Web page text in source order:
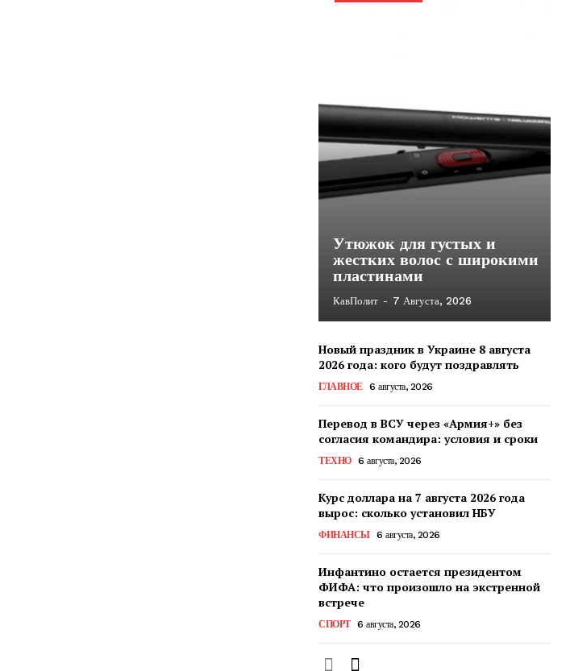
Утюжок для густых и
жестких волос с широкими
пластинами
КавПолит - 7 Августа, 2026
Новый праздник в Украине 8 августа
2026 года: кого будут поздравлять
ГЛАВНОЕ 6 августа, 2026
Перевод в ВСУ через «Армия+» без
согласия командира: условия и сроки
ТЕХНО 6 августа, 2026
Курс доллара на 7 августа 2026 года
вырос: сколько установил НБУ
ФИНАНСЫ 6 августа, 2026
Инфантино остается президентом
ФИФА: что произошло на экстренной
встрече
СПОРТ 6 августа, 2026